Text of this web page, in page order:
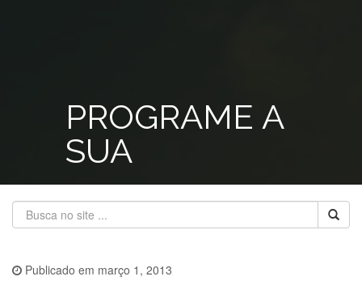
PROGRAME A
SUA
Publicado em março 1, 2013